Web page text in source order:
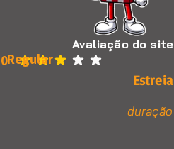
média é 3 de 5
Avaliação do site
Regular
Estreia
duração